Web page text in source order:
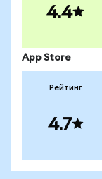
4.4
App Store
Рейтинг
4.7